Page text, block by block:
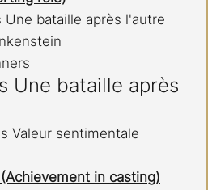
Une bataille après l'autre
Une bataille après
Valeur sentimentale
in casting)